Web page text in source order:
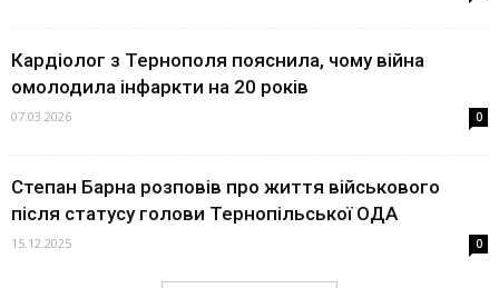
Кардіолог з Тернополя пояснила, чому війна
омолодила інфаркти на 20 років
07.03.2026 0
Степан Барна розповів про життя військового
після статусу голови Тернопільської ОДА
15.12.2025 0